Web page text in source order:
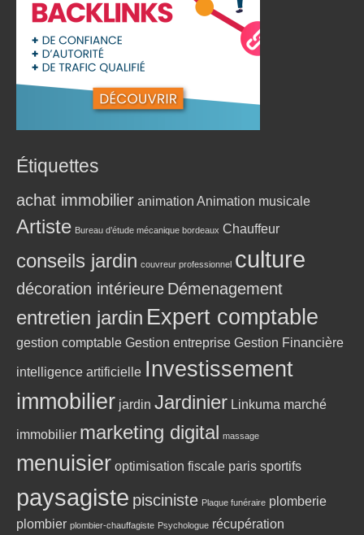
Étiquettes
achat immobilier animation Animation musicale
Artiste Bureau d’étude mécanique bordeaux Chauffeur
conseils jardin couvreur professionnel culture
décoration intérieure Démenagement
entretien jardin Expert comptable
gestion comptable Gestion entreprise Gestion Financière
intelligence artificielle Investissement
immobilier jardin Jardinier Linkuma marché
immobilier marketing digital massage
menuisier optimisation fiscale paris sportifs
paysagiste pisciniste Plaque funéraire plomberie
plombier plombier-chauffagiste Psychologue récupération